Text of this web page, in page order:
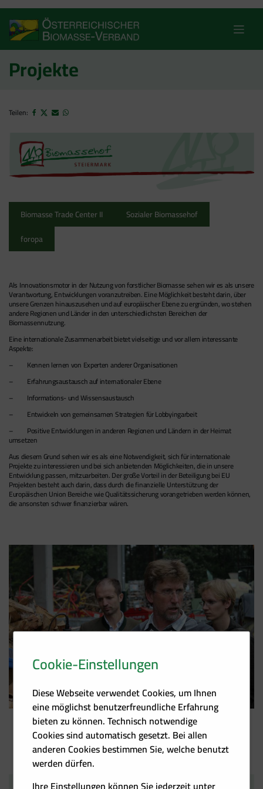
content
Projekte
Teilen:
Biomasse Trade Center II
Sozialer Biomassehof
foropa
Als Innovationsmotor in der Nutzung von forstlicher Biomasse sehen wir es als unsere
Verantwortung, Entwicklungen voranzutreiben. Eine Möglichkeit besteht darin, über
unsere Grenzen hinauszusehen und auf europäischer Ebene zu ergründen, wo stehen
andere Regionen und Länder in den unterschiedlichsten Bereichen der
Biomassennutzung.
Eine internationale Zusammenarbeit bietet vielseitige und vor allem interessante
Aspekte:
– Kennen lernen von Experten anderer Organisationen
– Erfahrungsaustausch auf internationaler Ebene
– Informations- und Wissensaustausch
– Entwickeln von gemeinsamen Strategien für Lobbyingarbeit
– Positive Entwicklungen in anderen Regionen und Ländern in der Heimat
umsetzen
Aus diesem Grund sehen wir es als eine Notwendigkeit, sich für internationale
Projekte zu interessieren und bei sich anbietenden Möglichkeiten, die in unsere
Entwicklung passen, mitzuarbeiten. Der große Vorteil in der Beteiligung bei EU
Projekten besteht auch darin, dass durch die finanzielle Unterstützung der
Europäischen Union Bereiche wie Qualitätssicherung vorangetrieben werden können,
die ansonsten schwer finanzierbar wären.
Cookie-Einstellungen
Diese Webseite verwendet Cookies, um Ihnen
eine möglichst benutzerfreundliche Erfahrung
bieten zu können. Technisch notwendige
Cookies sind automatisch gesetzt. Bei allen
anderen Cookies bestimmen Sie, welche benutzt
werden dürfen.